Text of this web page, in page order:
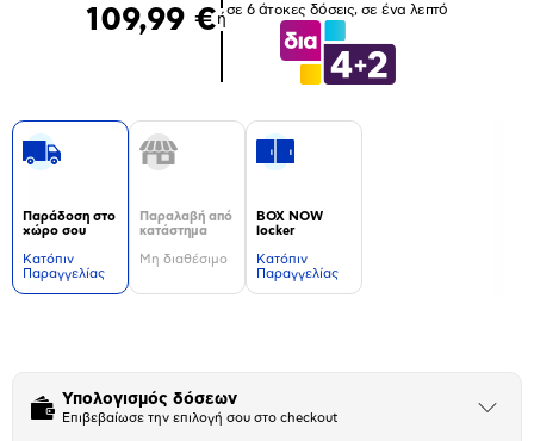
109,99 €ή
σε 6 άτοκες δόσεις, σε ένα λεπτό
Παράδοση στο
χώρο σου
Kατόπιν
Παραγγελίας
Παραλαβή από
κατάστημα
Μη διαθέσιμο
BOX NOW
locker
Kατόπιν
Παραγγελίας
Υπολογισμός δόσεων
Επιβεβαίωσε την επιλογή σου στο checkout
Άνοιξε